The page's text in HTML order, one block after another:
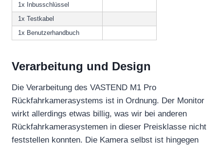
1x Inbusschlüssel
1x Testkabel
1x Benutzerhandbuch
Verarbeitung und Design
Die Verarbeitung des VASTEND M1 Pro
Rückfahrkamerasystems ist in Ordnung. Der Monitor
wirkt allerdings etwas billig, was wir bei anderen
Rückfahrkamerasystemen in dieser Preisklasse nicht
feststellen konnten. Die Kamera selbst ist hingegen